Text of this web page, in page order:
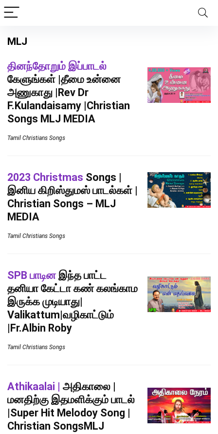
MLJ
தினந்தோறும் இப்பாடல்
கேளுங்கள் |தீமை உன்னை
அணுகாது |Rev Dr
F.Kulandaisamy |Christian
Songs MLJ MEDIA
Tamil Christians Songs
2023 Christmas Songs |
இனிய கிறிஸ்துமஸ் பாடல்கள் |
Christian Songs – MLJ
MEDIA
Tamil Christians Songs
SPB பாடினஇந்த பாட்ட
தனியா கேட்டா கண் கலங்காம
இருக்க முடியாது|
Valikattum|வழிகாட்டும்
|Fr.Albin Roby
Tamil Christians Songs
Athikaalai | அதிகாலை |
மனதிற்கு இதமளிக்கும் பாடல்
|Super Hit Melodoy Song |
Christian SongsMLJ